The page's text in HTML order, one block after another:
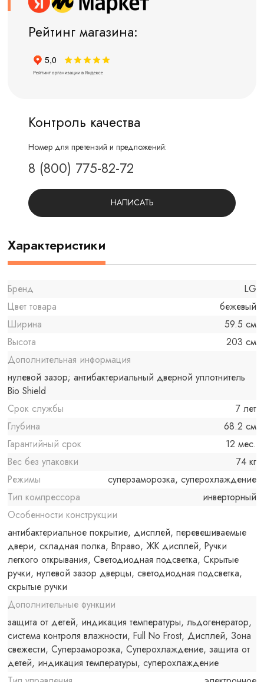
Рейтинг магазина:
Контроль качества
Номер для претензий и предложений:
8 (800) 775-82-72
НАПИСАТЬ
Характеристики
Бренд
LG
Цвет товара
бежевый
Ширина
59.5 см
Высота
203 см
Дополнительная информация
нулевой зазор; антибактериальный дверной уплотнитель
Bio Shield
Срок службы
7 лет
Глубина
68.2 см
Гарантийный срок
12 мес.
Вес без упаковки
74 кг
Режимы
суперзаморозка, суперохлаждение
Тип компрессора
инверторный
Особенности конструкции
антибактериальное покрытие, дисплей, перевешиваемые
двери, складная полка, Вправо, ЖК дисплей, Ручки
легкого открывания, Светодиодная подсветка, Скрытые
ручки, нулевой зазор дверцы, светодиодная подсветка,
скрытые ручки
Дополнительные функции
защита от детей, индикация температуры, льдогенератор,
система контроля влажности, Full No Frost, Дисплей, Зона
свежести, Суперзаморозка, Суперохлаждение, защита от
детей, индикация температуры, суперохлаждение